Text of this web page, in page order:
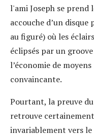
l'ami Joseph se prend
accouche d’un
au figuré) où les
éclipsés par un
l’économie de
convaincante.
Pourtant, la preuve
retrouve
invariablement vers le